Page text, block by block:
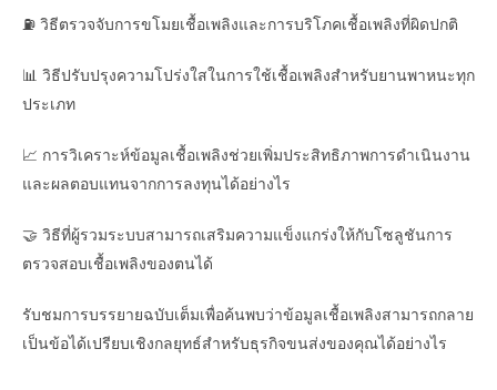
⛽ วิธีตรวจจับการขโมยเชื้อเพลิงและการบริโภคเชื้อเพลิงที่ผิดปกติ
📊 วิธีปรับปรุงความโปร่งใสในการใช้เชื้อเพลิงสำหรับยานพาหนะทุก
ประเภท
📈 การวิเคราะห์ข้อมูลเชื้อเพลิงช่วยเพิ่มประสิทธิภาพการดำเนินงาน
และผลตอบแทนจากการลงทุนได้อย่างไร
🤝 วิธีที่ผู้รวมระบบสามารถเสริมความแข็งแกร่งให้กับโซลูชันการ
ตรวจสอบเชื้อเพลิงของตนได้
รับชมการบรรยายฉบับเต็มเพื่อค้นพบว่าข้อมูลเชื้อเพลิงสามารถกลาย
เป็นข้อได้เปรียบเชิงกลยุทธ์สำหรับธุรกิจขนส่งของคุณได้อย่างไร